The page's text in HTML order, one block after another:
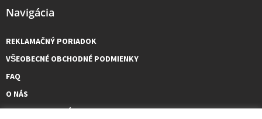
Navigácia
REKLAMAČNÝ PORIADOK
VŠEOBECNÉ OBCHODNÉ PODMIENKY
FAQ
O NÁS
KONTAKTUJTE NÁS